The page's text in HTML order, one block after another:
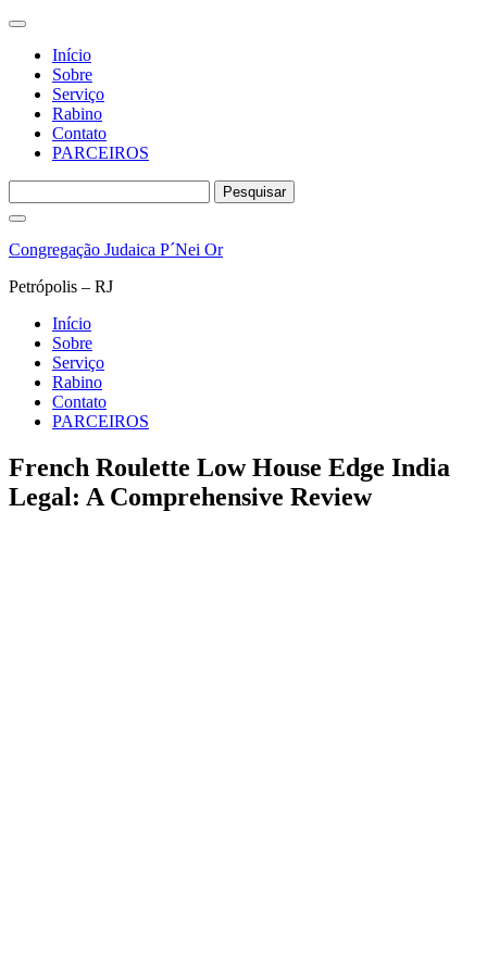
Início
Sobre
Serviço
Rabino
Contato
PARCEIROS
por:
Pular
o
Congregação Judaica P´Nei Or
Petrópolis – RJ
Início
Sobre
Serviço
Rabino
Contato
PARCEIROS
French Roulette Low House Edge India
Legal: A Comprehensive Review